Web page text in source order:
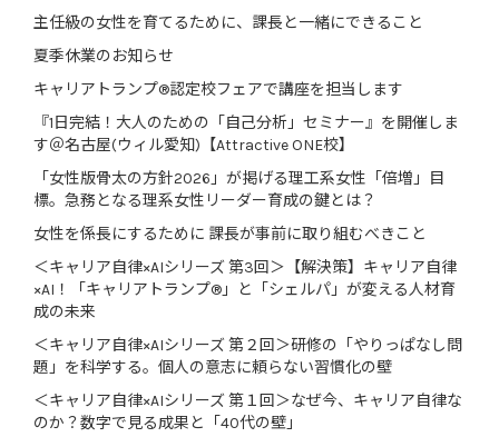
主任級の女性を育てるために、課長と一緒にできること
夏季休業のお知らせ
キャリアトランプ®認定校フェアで講座を担当します
『1日完結！大人のための「自己分析」セミナー』を開催しま
す＠名古屋(ウィル愛知)【Attractive ONE校】
「女性版骨太の方針2026」が掲げる理工系女性「倍増」目
標。急務となる理系女性リーダー育成の鍵とは？
女性を係長にするために 課長が事前に取り組むべきこと
＜キャリア自律×AIシリーズ 第3回＞【解決策】キャリア自律
×AI！「キャリアトランプ®」と「シェルパ」が変える人材育
成の未来
＜キャリア自律×AIシリーズ 第２回＞研修の「やりっぱなし問
題」を科学する。個人の意志に頼らない習慣化の壁
＜キャリア自律×AIシリーズ 第１回＞なぜ今、キャリア自律な
のか？数字で見る成果と「40代の壁」